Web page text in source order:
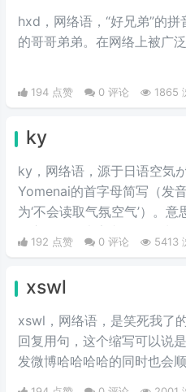
hxd，网络语，“好兄弟”的
的哥哥弟弟。在网络上被广泛
194 点赞 0 评论 1865
ky
ky，网络语，源于日语空気
Yomenai的首字母简写（发
为‘不会读取气氛空气’）。
发言而扫了大家兴致的行为。
192 点赞 0 评论 5413
xswl
xswl，网络语，是笑死我了
回复用句，这个缩写可以说
发微博哈哈哈哈的同时也会